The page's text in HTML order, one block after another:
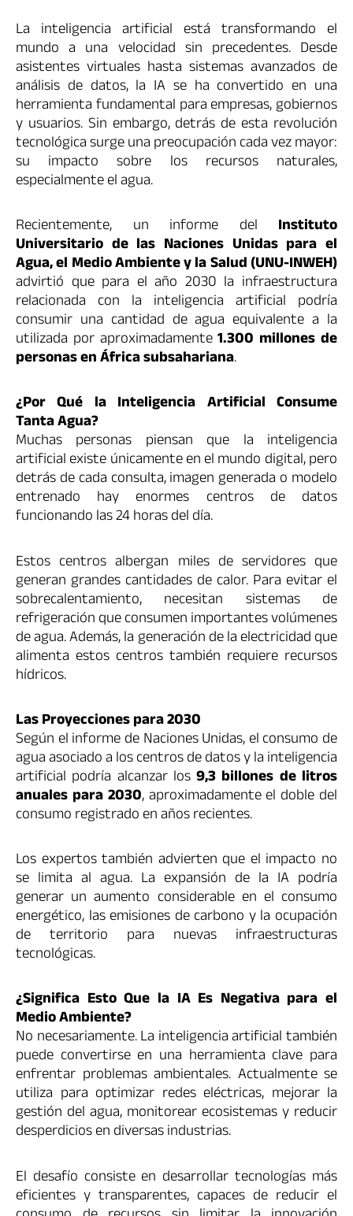
La inteligencia artificial está transformando el
mundo a una velocidad sin precedentes. Desde
asistentes virtuales hasta sistemas avanzados de
análisis de datos, la IA se ha convertido en una
herramienta fundamental para empresas, gobiernos
y usuarios. Sin embargo, detrás de esta revolución
tecnológica surge una preocupación cada vez mayor:
su impacto sobre los recursos naturales,
especialmente el agua.
Recientemente, un informe del Instituto
Universitario de las Naciones Unidas para el
Agua, el Medio Ambiente y la Salud (UNU-INWEH)
advirtió que para el año 2030 la infraestructura
relacionada con la inteligencia artificial podría
consumir una cantidad de agua equivalente a la
utilizada por aproximadamente1.300 millones de
personas en África subsahariana.
¿Por Qué la Inteligencia Artificial Consume
Tanta Agua?
Muchas personas piensan que la inteligencia
artificial existe únicamente en el mundo digital, pero
detrás de cada consulta, imagen generada o modelo
entrenado hay enormes centros de datos
funcionando las 24 horas del día.
Estos centros albergan miles de servidores que
generan grandes cantidades de calor. Para evitar el
sobrecalentamiento, necesitan sistemas de
refrigeración que consumen importantes volúmenes
de agua. Además, la generación de la electricidad que
alimenta estos centros también requiere recursos
hídricos.
Las Proyecciones para 2030
Según el informe de Naciones Unidas, el consumo de
agua asociado a los centros de datos y la inteligencia
artificial podría alcanzar los9,3 billones de litros
anuales para 2030, aproximadamente el doble del
consumo registrado en años recientes.
Los expertos también advierten que el impacto no
se limita al agua. La expansión de la IA podría
generar un aumento considerable en el consumo
energético, las emisiones de carbono y la ocupación
de territorio para nuevas infraestructuras
tecnológicas.
¿Significa Esto Que la IA Es Negativa para el
Medio Ambiente?
No necesariamente. La inteligencia artificial también
puede convertirse en una herramienta clave para
enfrentar problemas ambientales. Actualmente se
utiliza para optimizar redes eléctricas, mejorar la
gestión del agua, monitorear ecosistemas y reducir
desperdicios en diversas industrias.
El desafío consiste en desarrollar tecnologías más
eficientes y transparentes, capaces de reducir el